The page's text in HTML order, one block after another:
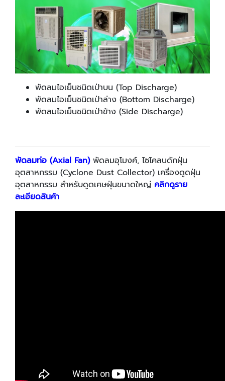
พัดลมไอเย็นชนิดเป่าบน (Top Discharge)
พัดลมไอเย็นชนิดเป่าล่าง (Bottom Discharge)
พัดลมไอเย็นชนิดเป่าข้าง (Side Discharge)
พัดลมท่อ (Axial Fan)พัดลมอุโมงค์, ไซโคลนดักฝุ่น
อุตสาหกรรม (Cyclone Dust Collector) เครื่องดูดฝุ่น
อุตสาหกรรม สำหรับดูดเศษฝุ่นขนาดใหญ่ คลิกดูราย
ละเอียดสินค้า